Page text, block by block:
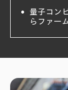
量子コン
らファー